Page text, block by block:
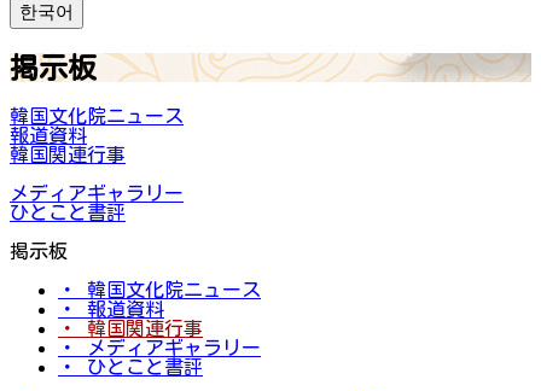
한국어
掲示板
韓国文化院ニュース
報道資料
韓国関連行事
メディアギャラリー
ひとこと書評
掲示板
・ 韓国文化院ニュース
・ 報道資料
・ 韓国関連行事
・ メディアギャラリー
・ ひとこと書評